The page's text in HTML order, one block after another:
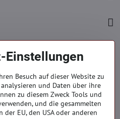
Einstellungen
Besuch auf dieser Website zu
und Daten über ihre
zu diesem Zweck Tools und
und die gesammelten
EU, den USA oder anderen